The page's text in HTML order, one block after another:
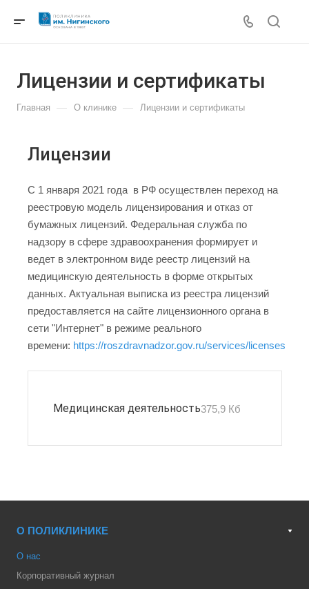
Лицензии и сертификаты
Главная — О клинике — Лицензии и сертификаты
Лицензии
C 1 января 2021 года в РФ осуществлен переход на
реестровую модель лицензирования и отказ от
бумажных лицензий. Федеральная служба по
надзору в сфере здравоохранения формирует и
ведет в электронном виде реестр лицензий на
медицинскую деятельность в форме открытых
данных. Актуальная выписка из реестра лицензий
предоставляется на сайте лицензионного органа в
сети "Интернет" в режиме реального
времени: https://roszdravnadzor.gov.ru/services/licenses
Медицинская деятельность375,9 Кб
О ПОЛИКЛИНИКЕ
О нас
Корпоративный журнал